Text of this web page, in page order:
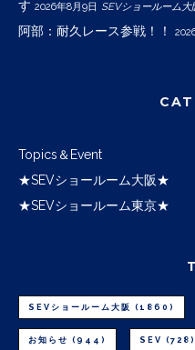
す 2026年8月9日 SEVショールーム大
阿部：耐久レース参戦！！
Topics＆Event
★SEVショールーム大阪★
★SEVショールーム東京★
SEVショールーム大阪 (1860)
お知らせ (944) SEV (728)